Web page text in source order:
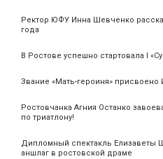
Ректор ЮФУ Инна Шевченко
года
В Ростове успешно стартовала I
Звание «Мать‑героиня»
Ростовчанка Агния Останко
по триатлону!
Дипломный спектакль Елизаветы
аншлаг в ростовской драме